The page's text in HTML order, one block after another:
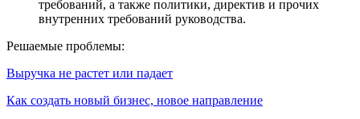
требований, а также политики, директив и прочих
внутренних требований руководства.
Решаемые проблемы:
Выручка не растет или падает
Как создать новый бизнес, новое направление